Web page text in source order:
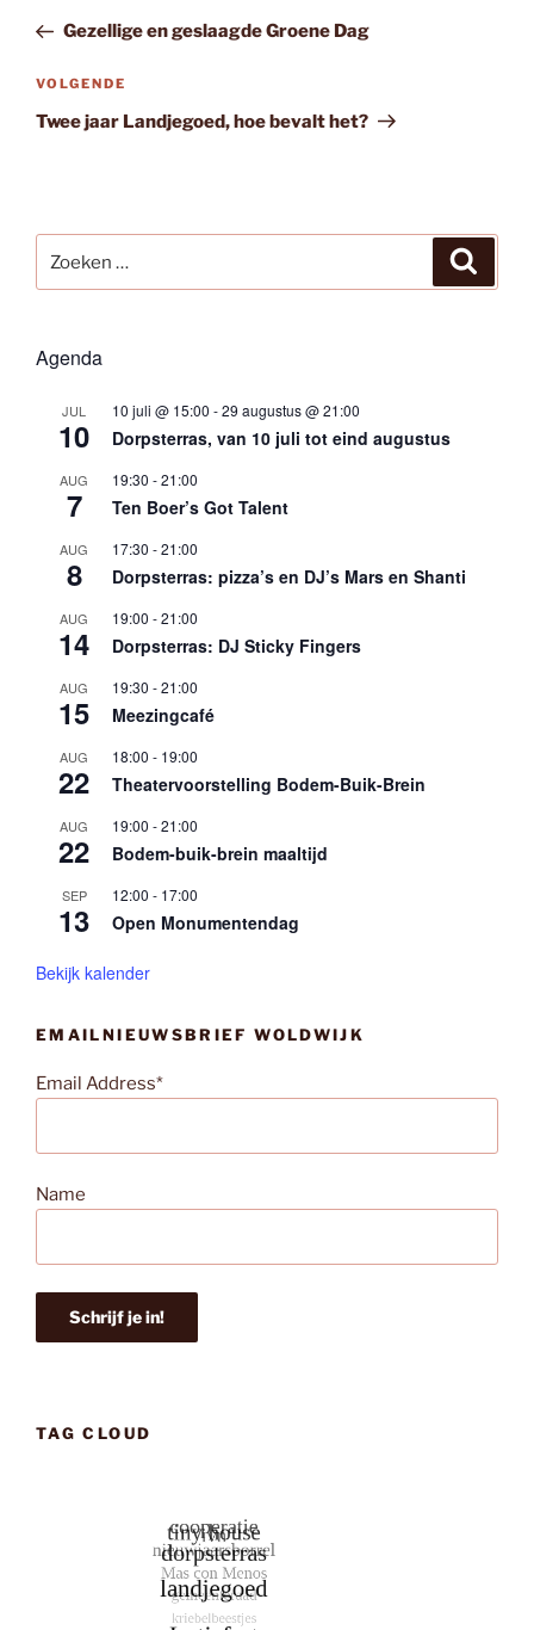
bericht
Gezellige en geslaagde Groene Dag
Volgend
bericht
VOLGENDE
Twee jaar Landjegoed, hoe bevalt het?
naar:
Agenda
JUL
10
10 juli @ 15:00 -29 augustus @ 21:00
Dorpsterras, van 10 juli tot eind augustus
AUG
7
19:30 -21:00
Ten Boer’s Got Talent
AUG
8
17:30 -21:00
Dorpsterras: pizza’s en DJ’s Mars en Shanti
AUG
14
19:00 -21:00
Dorpsterras: DJ Sticky Fingers
AUG
15
19:30 -21:00
Meezingcafé
AUG
22
18:00 - 19:00
Theatervoorstelling Bodem-Buik-Brein
AUG
22
19:00 -21:00
Bodem-buik-brein maaltijd
SEP
13
12:00 - 17:00
Open Monumentendag
Bekijk kalender
EMAILNIEUWSBRIEF WOLDWIJK
Email Address*
Name
TAG CLOUD